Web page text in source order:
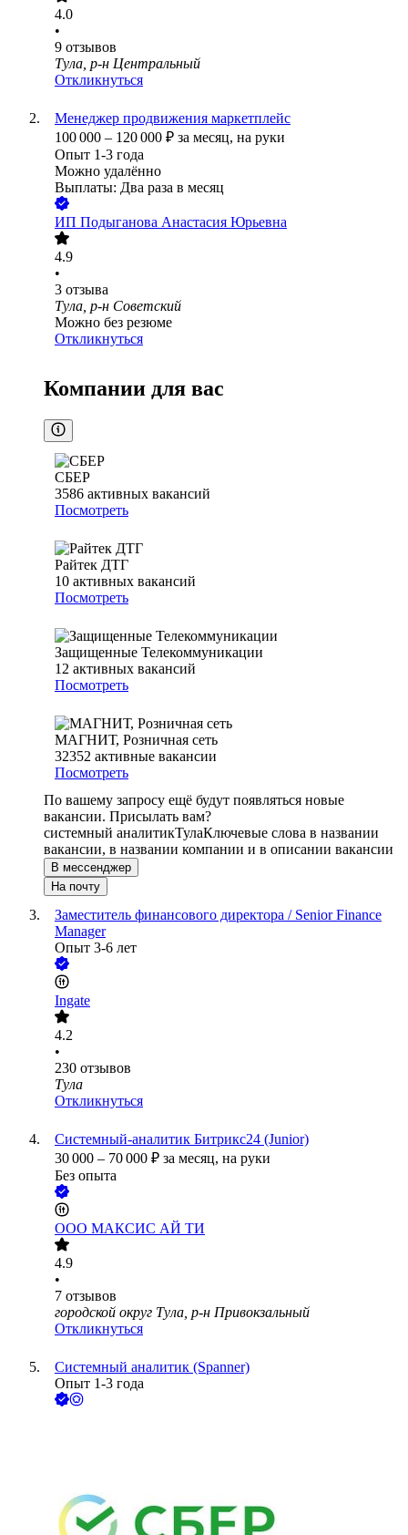
4.0
•
9 отзывов
Тула, р-н Центральный
Откликнуться
Менеджер продвижения маркетплейс
100 000 – 120 000 ₽ за месяц, на руки
Опыт 1-3 года
Можно удалённо
Выплаты: Два раза в месяц
ИП Подыганова Анастасия Юрьевна
4.9
•
3 отзыва
Тула, р-н Советский
Можно без резюме
Откликнуться
Компании для вас
СБЕР
3586 активных вакансий
Посмотреть
Райтек ДТГ
10 активных вакансий
Посмотреть
Защищенные Телекоммуникации
12 активных вакансий
Посмотреть
МАГНИТ, Розничная сеть
32352 активные вакансии
Посмотреть
По вашему запросу ещё будут появляться новые
вакансии. Присылать вам?
системный аналитикТулаКлючевые слова в названии
вакансии, в названии компании и в описании вакансии
В мессенджер
На почту
Заместитель финансового директора / Senior Finance
Manager
Опыт 3-6 лет
Ingate
4.2
•
230 отзывов
Тула
Откликнуться
Системный-аналитик Битрикс24 (Junior)
30 000 – 70 000 ₽ за месяц, на руки
Без опыта
ООО МАКСИС АЙ ТИ
4.9
•
7 отзывов
городской округ Тула, р-н Привокзальный
Откликнуться
Системный аналитик (Spanner)
Опыт 1-3 года